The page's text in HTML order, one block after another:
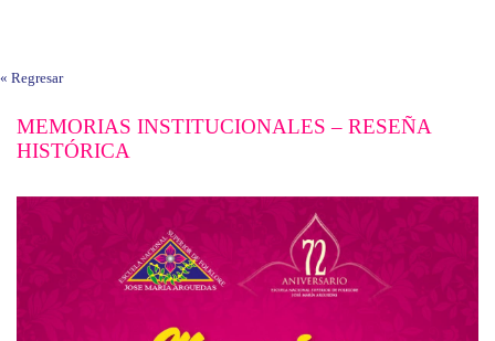
« Regresar
MEMORIAS INSTITUCIONALES – RESEÑA
HISTÓRICA